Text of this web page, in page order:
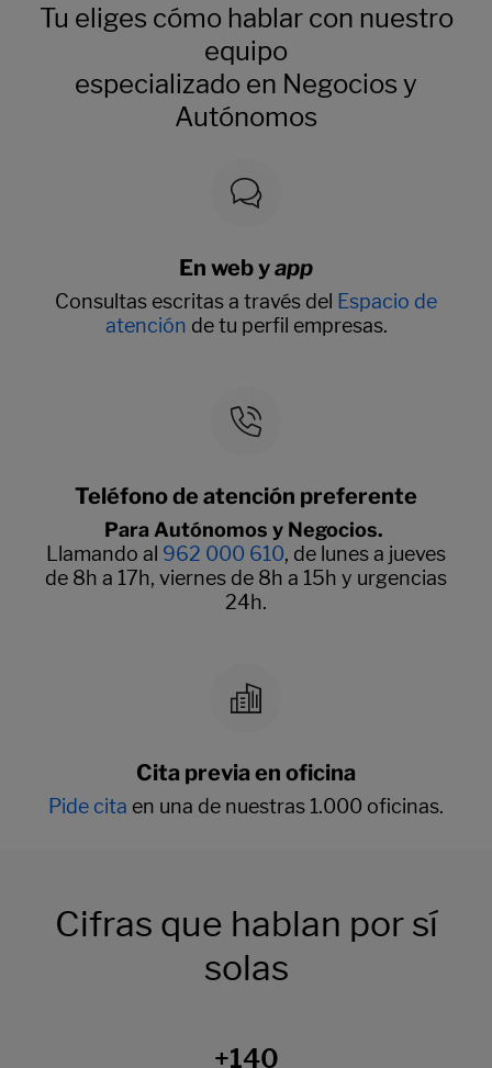
Tu eliges cómo hablar con nuestro
equipo
especializado en Negocios y
Autónomos
En web yapp
Consultas escritas a través del Espacio de
atención de tu perfil empresas.
Teléfono de atención preferente
Para Autónomos y Negocios.
Llamando al 962 000 610, de lunes a jueves
de 8h a 17h, viernes de 8h a 15h y urgencias
24h.
Cita previa en oficina
Pide cita en una de nuestras 1.000 oficinas.
Cifras que hablan por sí
solas